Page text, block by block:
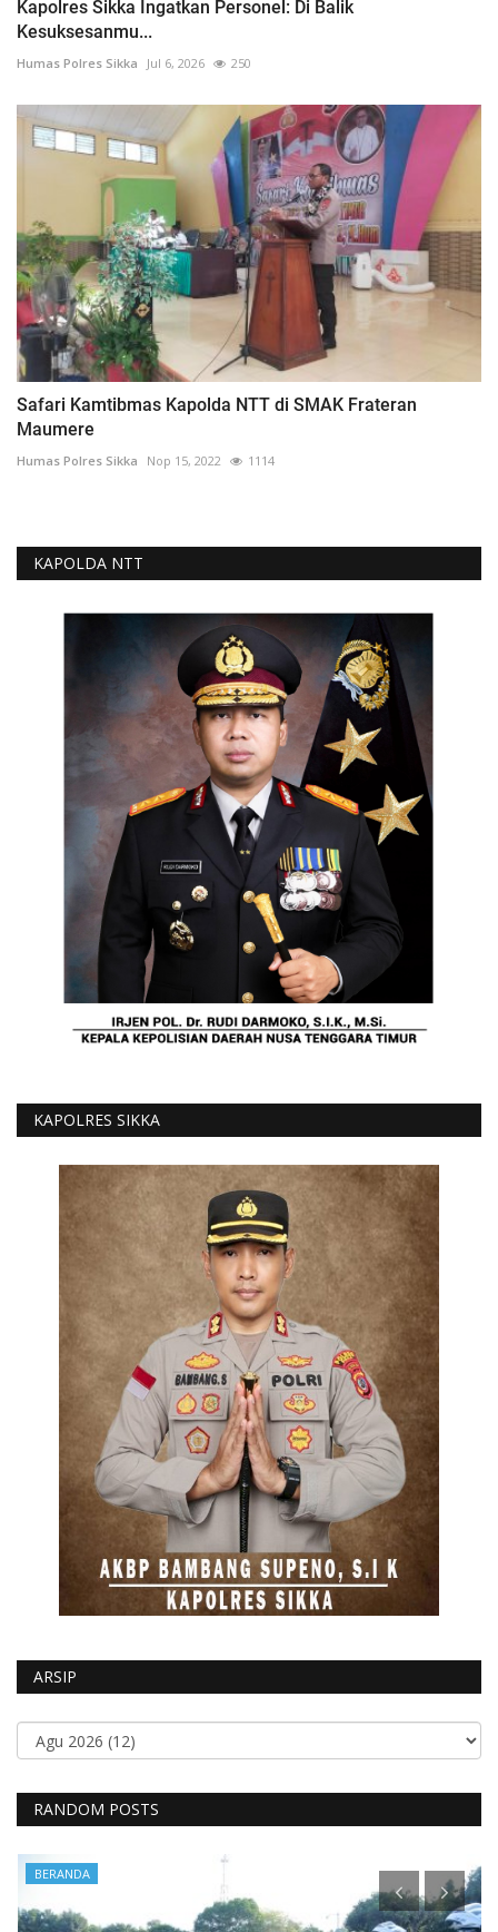
Kapolres Sikka Ingatkan Personel: Di Balik
Kesuksesanmu...
Humas Polres Sikka Jul 6, 2026 250
Safari Kamtibmas Kapolda NTT di SMAK Frateran
Maumere
Humas Polres Sikka Nop 15, 2022 1114
KAPOLDA NTT
KAPOLRES SIKKA
ARSIP
RANDOM POSTS
BERANDA